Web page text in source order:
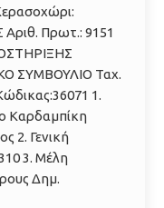
Πρωτ.: 9151
ΣΥΜΒΟΥΛΙΟ Ταχ.
1.
Καρδαμπίκη
2. Γενική
3. Μέλη
Δημ.